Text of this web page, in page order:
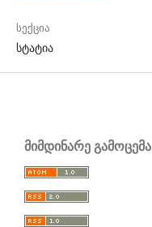
სექცია
სტატია
მიმდინარე გამოცემა